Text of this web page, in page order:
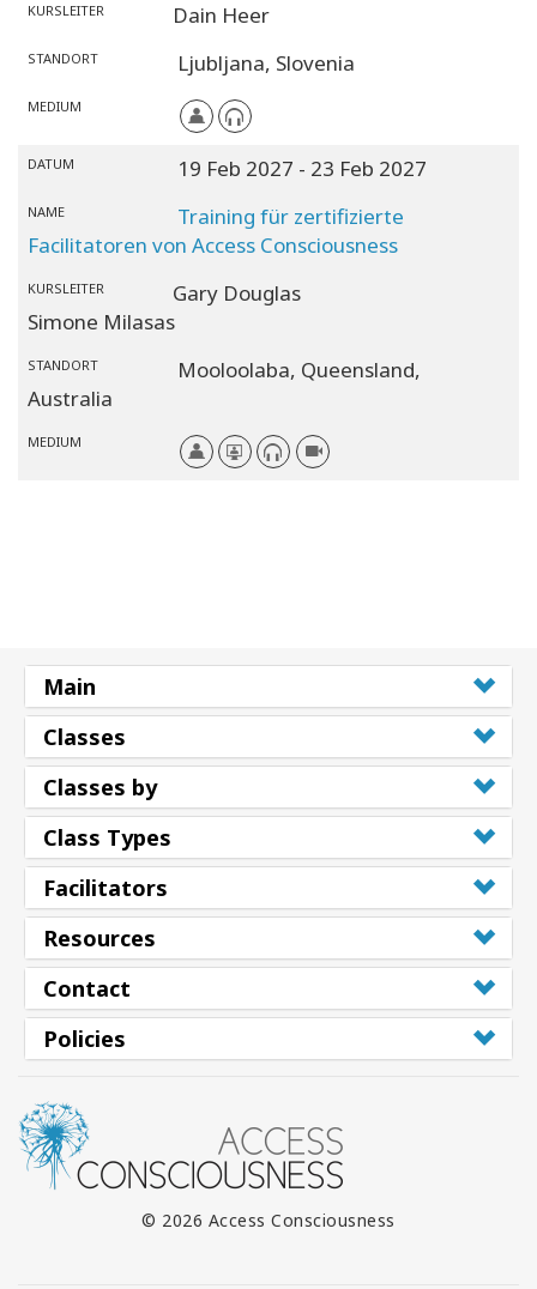
KURSLEITER Dain Heer
STANDORT Ljubljana, Slovenia
MEDIUM
DATUM 19 Feb 2027 - 23 Feb 2027
NAME
Training für zertifizierte
Facilitatoren von Access Consciousness
KURSLEITER
Gary Douglas
Simone Milasas
STANDORT Mooloolaba, Queensland,
Australia
MEDIUM
Main
Classes
Classes by
Class Types
Facilitators
Resources
Contact
Policies
© 2026 Access Consciousness